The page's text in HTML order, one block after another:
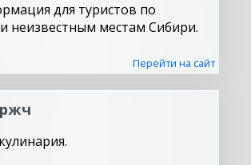
для туристов по
неизвестным местам Сибири.
Перейти на сайт